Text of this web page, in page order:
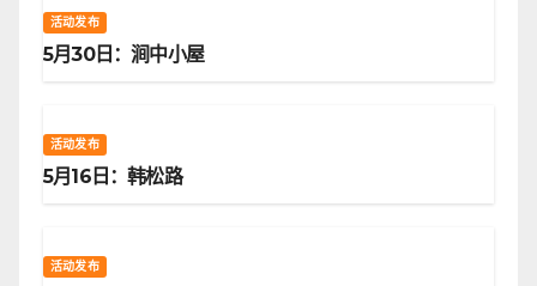
活动发布
5月30日：涧中小屋
活动发布
5月16日：韩松路
活动发布